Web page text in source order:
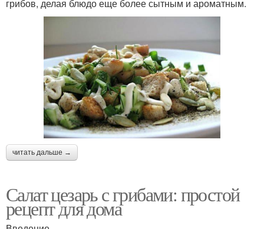
грибов, делая блюдо еще более сытным и ароматным.
читать дальше →
Салат цезарь с грибами: простой
рецепт для дома